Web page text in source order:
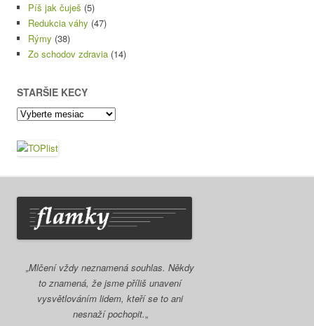
Píš jak čuješ (5)
Redukcia váhy (47)
Rýmy (38)
Zo schodov zdravia (14)
STARŠIE KECY
Staršie
kecy
„Mlčení vždy neznamená souhlas. Někdy
to znamená, že jsme příliš unavení
vysvětlováním lidem, kteří se to ani
nesnaží pochopit.„